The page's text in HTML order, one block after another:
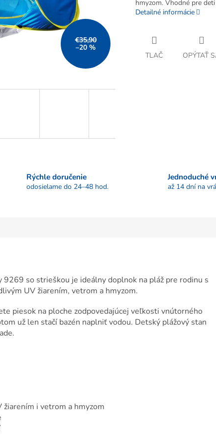
€35,90
–20 %
hmyzom. Vhodné pre
Detailné informácie
TLAČ OPÝTAŤ
Rýchle doručenie
odosielame do 24–48 hod.
Jednoduché
až 14 dní na
so strieškou je ideálny doplnok na pláž pre rodinu s
UV žiarením, vetrom a hmyzom.
piesok na ploche zodpovedajúcej veľkosti vnútorného
už len stačí bazén naplniť vodou. Detský plážový stan
i vetrom a hmyzom